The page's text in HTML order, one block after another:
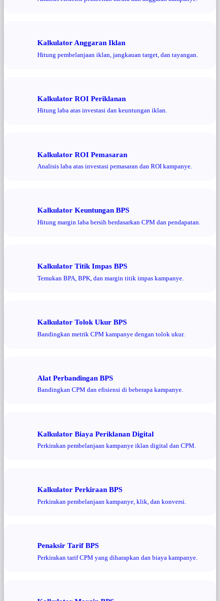
Kalkulator Anggaran Iklan
Hitung pembelanjaan iklan, jangkauan target, dan tayangan.
Kalkulator ROI Periklanan
Hitung laba atas investasi dan keuntungan iklan.
Kalkulator ROI Pemasaran
Analisis laba atas investasi pemasaran dan ROI kampanye.
Kalkulator Keuntungan BPS
Hitung margin laba bersih berdasarkan CPM dan pendapatan.
Kalkulator Titik Impas BPS
Temukan BPA, BPK, dan margin titik impas kampanye.
Kalkulator Tolok Ukur BPS
Bandingkan metrik CPM kampanye dengan tolok ukur.
Alat Perbandingan BPS
Bandingkan CPM dan efisiensi di beberapa kampanye.
Kalkulator Biaya Periklanan Digital
Perkirakan pembelanjaan kampanye iklan digital dan CPM.
Kalkulator Perkiraan BPS
Perkirakan pembelanjaan kampanye, klik, dan konversi.
Penaksir Tarif BPS
Perkirakan tarif CPM yang diharapkan dan biaya kampanye.